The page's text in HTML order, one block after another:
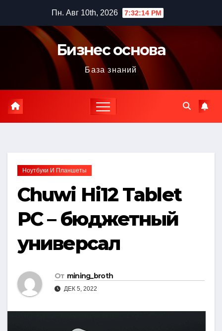
содержимому
Пн. Авг 10th, 2026 7:32:16 PM
Бизнес основа
База знаний
Ноутбуки И Планшеты
Chuwi Hi12 Tablet
PC – бюджетный
универсал
От mining_broth
ДЕК 5, 2022